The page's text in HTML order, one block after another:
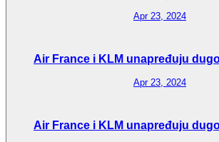
Apr 23, 2024
Air France i KLM unapređuju
Apr 23, 2024
Air France i KLM unapređuju